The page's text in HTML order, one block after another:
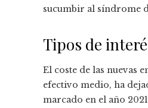
sucumbir al síndrome
Tipos de
El coste de las nuevas
efectivo medio, ha
marcado en el año